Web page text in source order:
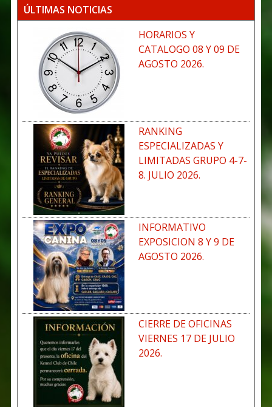
ÚLTIMAS NOTICIAS
HORARIOS Y
CATALOGO 08 Y 09 DE
AGOSTO 2026.
RANKING
ESPECIALIZADAS Y
LIMITADAS GRUPO 4-7-
8. JULIO 2026.
INFORMATIVO
EXPOSICION 8 Y 9 DE
AGOSTO 2026.
CIERRE DE OFICINAS
VIERNES 17 DE JULIO
2026.